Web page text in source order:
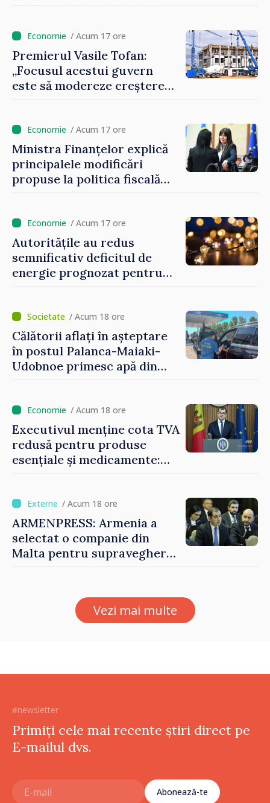
/ Acum 17 ore
Premierul Vasile Tofan:
„Focusul acestui guvern
este să modereze creșterea
/ Acum 17 ore
Ministra Finanțelor explică
principalele modificări
propuse la politica fiscală
/ Acum 17 ore
Autoritățile au redus
semnificativ deficitul de
energie prognozat pentru
/ Acum 18 ore
Călătorii aflați în așteptare
în postul Palanca-Maiaki-
Udobnoe primesc apă din
/ Acum 18 ore
Executivul menține cota TVA
redusă pentru produse
esențiale și medicamente:
bază al oamenilor”
/ Acum 18 ore
ARMENPRESS: Armenia a
selectat o companie din
Malta pentru supravegherea
Vezi mai multe
#newsletter
Primiți cele mai recente știri direct pe
E-mailul dvs.
Abonează-te